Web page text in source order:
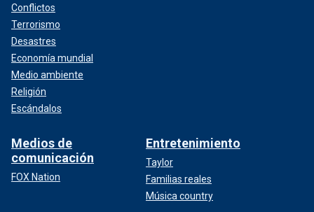
Conflictos
Terrorismo
Desastres
Economía mundial
Medio ambiente
Religión
Escándalos
Medios de
comunicación
FOX Nation
Entretenimiento
Taylor
Familias reales
Música country